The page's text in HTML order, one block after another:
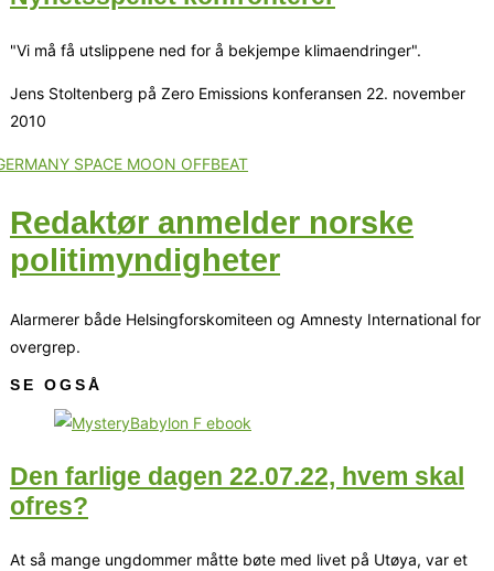
"Vi må få utslippene ned for å bekjempe klimaendringer".
Jens Stoltenberg på Zero Emissions konferansen 22. november
2010
Redaktør anmelder norske
politimyndigheter
Alarmerer både Helsingforskomiteen og Amnesty International for
overgrep.
SE OGSÅ
Den farlige dagen 22.07.22, hvem skal
ofres?
At så mange ungdommer måtte bøte med livet på Utøya, var et